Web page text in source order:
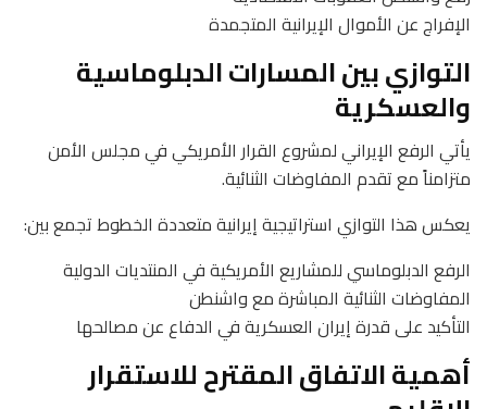
الإفراج عن الأموال الإيرانية المتجمدة
التوازي بين المسارات الدبلوماسية
والعسكرية
يأتي الرفع الإيراني لمشروع القرار الأمريكي في مجلس الأمن
متزامناً مع تقدم المفاوضات الثنائية.
يعكس هذا التوازي استراتيجية إيرانية متعددة الخطوط تجمع بين:
الرفع الدبلوماسي للمشاريع الأمريكية في المنتديات الدولية
المفاوضات الثنائية المباشرة مع واشنطن
التأكيد على قدرة إيران العسكرية في الدفاع عن مصالحها
أهمية الاتفاق المقترح للاستقرار